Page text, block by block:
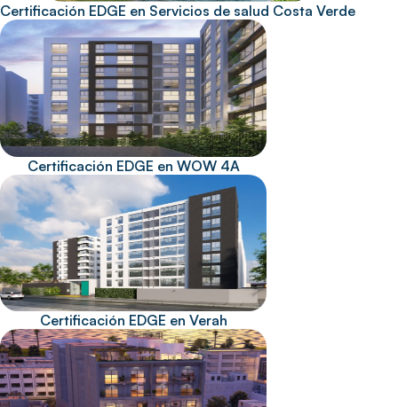
Certificación EDGE en Servicios de salud Costa Verde
Certificación EDGE en WOW 4A
Certificación EDGE en Verah